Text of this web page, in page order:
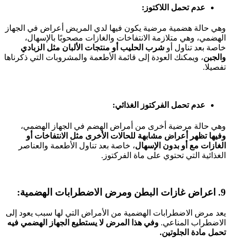
عدم تحمل اللاكتوز:
وهي حالة هضمية مرضية يكون فيها لدي المريض أعراض في الجهاز
الهضمي، وهي متلازمة الانتفاخات والغازات مصحوبًا بالإسهال،
خاصة بعد تناول أو شرب الحليب أو منتجات الألبان مثل الزبادي
والجبن، ويمكنك العودة إلى قائمة الأطعمة والمشروبات التي ذكرناها
تفصيلا.
عدم تحمل الفركتوز الغذائي:
وهي حالة مرضية أخرى من أمراض الهضم في الجهاز الهضمي،
وفيها تظهر أعراض مشابهة للحالات الأخرى مثل الانتفاخات أو
الغازات مع أو بدون الإسهال، خاصة بعد تناول الأطعمة والعناصر
الغذائية التي تحتوي على ماة الفركتوز.
9. اعراض غازات البطن ومرض الاضطرابات الهضمية:
يعد مرض الاضطرابات الهضمية من الأمراض التي لها سبب يعود إلى
الاضطراب المناعي. وفي هذا المرض لا يستطيع الجهاز الهضمي فيه
تحمل مادة الجلوتين.